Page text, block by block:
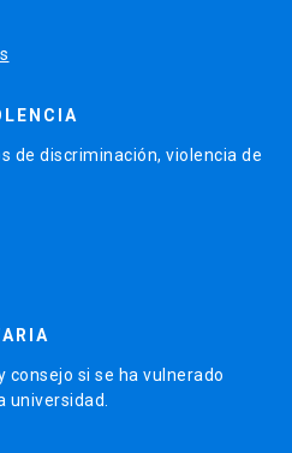
de discriminación, violencia de
si se ha vulnerado
universidad.